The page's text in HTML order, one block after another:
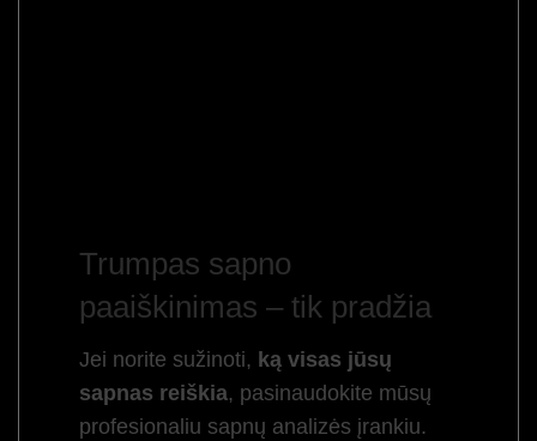
Trumpas sapno
paaiškinimas – tik pradžia
Jei norite sužinoti, ką visas jūsų
sapnas reiškia, pasinaudokite mūsų
profesionaliu sapnų analizės įrankiu.